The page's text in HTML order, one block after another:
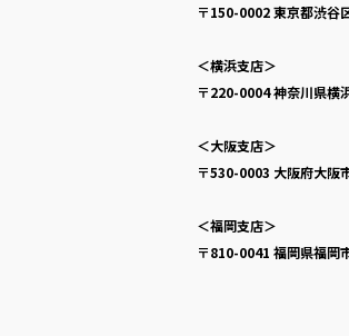
〒150-0002東京都渋谷
＜横浜支店＞
〒220-0004神奈川県横
＜大阪支店＞
〒530-0003 大阪府大阪
＜福岡支店＞
〒810-0041 福岡県福岡